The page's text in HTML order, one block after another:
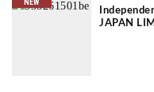
NEW
JAPAN